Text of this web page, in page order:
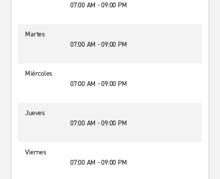
07:00 AM - 09:00 PM
Martes
07:00 AM - 09:00 PM
Miércoles
07:00 AM - 09:00 PM
Jueves
07:00 AM - 09:00 PM
Viernes
07:00 AM - 09:00 PM